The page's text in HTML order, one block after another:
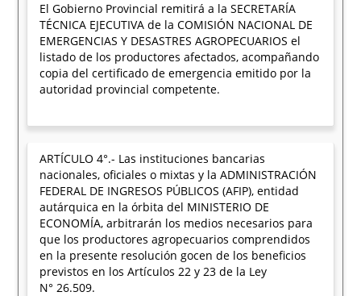
El Gobierno Provincial remitirá a la SECRETARÍA
TÉCNICA EJECUTIVA de la COMISIÓN NACIONAL DE
EMERGENCIAS Y DESASTRES AGROPECUARIOS el
listado de los productores afectados, acompañando
copia del certificado de emergencia emitido por la
autoridad provincial competente.
ARTÍCULO 4°.- Las instituciones bancarias
nacionales, oficiales o mixtas y la ADMINISTRACIÓN
FEDERAL DE INGRESOS PÚBLICOS (AFIP), entidad
autárquica en la órbita del MINISTERIO DE
ECONOMÍA, arbitrarán los medios necesarios para
que los productores agropecuarios comprendidos
en la presente resolución gocen de los beneficios
previstos en los Artículos 22 y 23 de la Ley
N° 26.509.